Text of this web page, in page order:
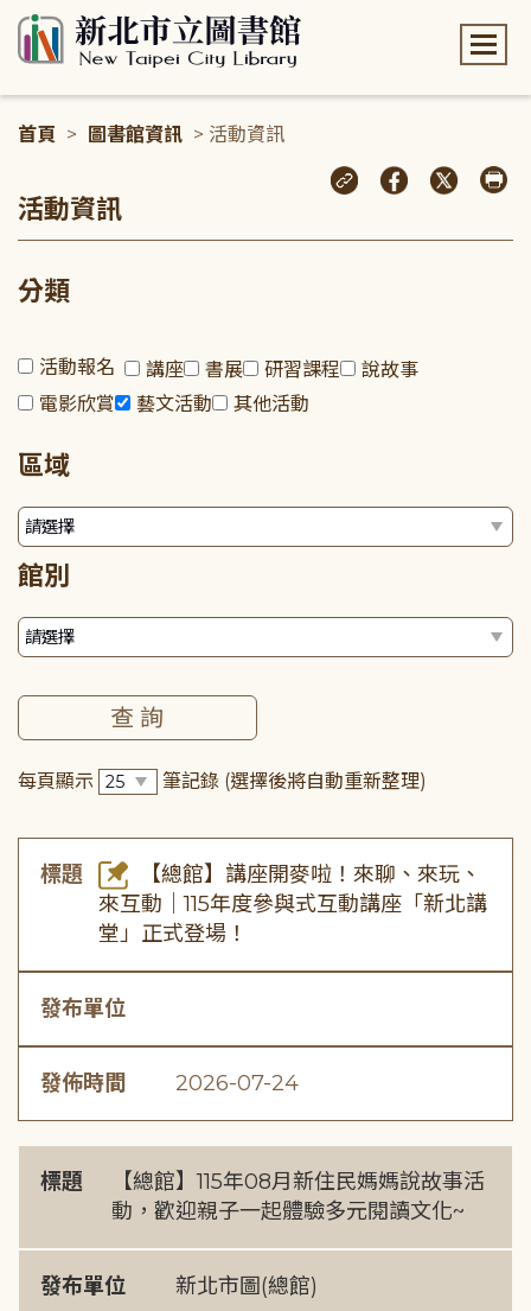
首頁 > 圖書館資訊 > 活動資訊
活動資訊
分類
活動報名 講座 書展 研習課程
說故事
電影欣賞
藝文活動 其他活動
區域
館別
每頁顯示 筆記錄 (選擇後將自動重新整理)
標題
【總館】講座開麥啦！來聊、來玩、
來互動｜115年度參與式互動講座「新北講
堂」正式登場！
發布單位
發佈時間 2026-07-24
標題
【總館】115年08月新住民媽媽說故事活
動，歡迎親子一起體驗多元閱讀文化~
發布單位 新北市圖(總館)